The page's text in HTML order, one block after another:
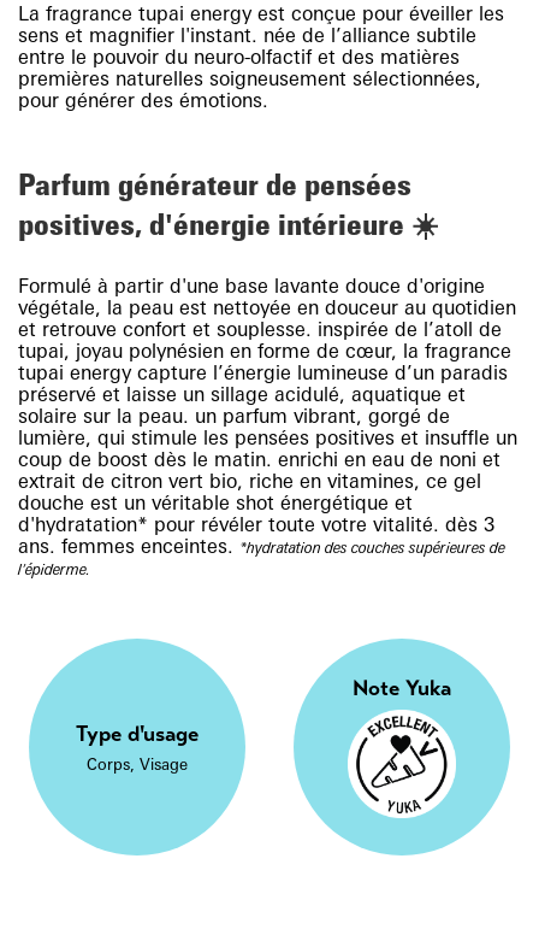
La fragrance tupai energy est conçue pour éveiller les
sens et magnifier l'instant. née de l’alliance subtile
entre le pouvoir du neuro-olfactif et des matières
premières naturelles soigneusement sélectionnées,
pour générer des émotions.
Parfum générateur de pensées
positives, d'énergie intérieure ☀️
Formulé à partir d'une base lavante douce d'origine
végétale, la peau est nettoyée en douceur au quotidien
et retrouve confort et souplesse. inspirée de l’atoll de
tupai, joyau polynésien en forme de cœur, la fragrance
tupai energy capture l’énergie lumineuse d’un paradis
préservé et laisse un sillage acidulé, aquatique et
solaire sur la peau. un parfum vibrant, gorgé de
lumière, qui stimule les pensées positives et insuffle un
coup de boost dès le matin. enrichi en eau de noni et
extrait de citron vert bio, riche en vitamines, ce gel
douche est un véritable shot énergétique et
d'hydratation* pour révéler toute votre vitalité. dès 3
ans. femmes enceintes. *hydratation des couches supérieures de
l'épiderme.
Type d'usage
Corps, Visage
Note Yuka